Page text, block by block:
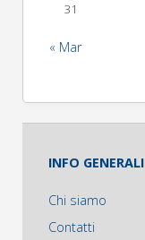
31
« Mar
INFO GENERALI
Chi siamo
Contatti